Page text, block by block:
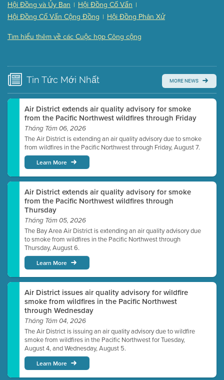
Presentation (Part 3 of 3) (168 Kb PDF , 3 pgs )
Meeting Details
Submit a comment
time.
Watch for real-time closed captioning with agenda
Learn more
Hội Đồng và Ủy Ban | Hội Đồng Cố Vấn |
Hội Đồng Cố Vấn Cộng Đồng | Hội Đồng Phân Xử
Tìm hiểu thêm về các Cuộc họp Công cộng
Tin Tức Mới Nhất MORE NEWS
Air District extends air quality advisory for smoke
from the Pacific Northwest wildfires through Friday
Tháng Tám 06, 2026
The Air District is extending an air quality advisory due to smoke
from wildfires in the Pacific Northwest through Friday, August 7.
Learn More
Air District extends air quality advisory for smoke
from the Pacific Northwest wildfires through
Thursday
Tháng Tám 05, 2026
The Bay Area Air District is extending an air quality advisory due
to smoke from wildfires in the Pacific Northwest through
Thursday, August 6.
Learn More
Air District issues air quality advisory for wildfire
smoke from wildfires in the Pacific Northwest
through Wednesday
Tháng Tám 04, 2026
The Air District is issuing an air quality advisory due to wildfire
smoke from wildfires in the Pacific Northwest for Tuesday,
August 4, and Wednesday, August 5.
Learn More